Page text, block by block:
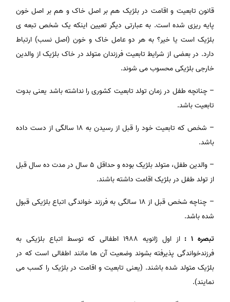
قانون تابعیت و اقامت در بلژیک هم بر اصل خاک و هم بر اصل خون
پایه ریزی شده است. به عبارتی دیگر تعیین اینکه یک شخص تبعه ی
بلژیک است یا خیر؟ به هر دو عامل خاک و خون (اصل نسب) ارتباط
دارد. در بعضی از شرایط تابعیت فرزندان متولد در خاک بلژیک از والدین
خارجی بلژیکی محسوب می شوند.
– چنانچه طفل در زمان تولد تابعیت کشوری را نداشته باشد یعنی بدوت
تابعیت باشد.
– شخص که تابعیت خود را قبل از رسیدن به 18 سالگی از دست داده
باشد.
– والدین طفل، متولد بلژیک بوده و حداقل 5 سال در مدت ده سال قبل
از تولد طفل در بلژیک اقامت داشته باشند.
– چناچه شخص قبل از 18 سالگی به فرزند خواندگی اتباع بلژیکی قبول
شده باشد.
تبصره 1 :
از اول ژانویه 1988 اطفالی که توسط اتباع بلژیکی به
فرزندخواندگی پذیرفته بشوند وضعیت آن ها مانند اطفالی است که در
بلژیک متولد شده باشند. (یعنی تابعیت و اقامت در بلژیک را کسب می
نمایند).